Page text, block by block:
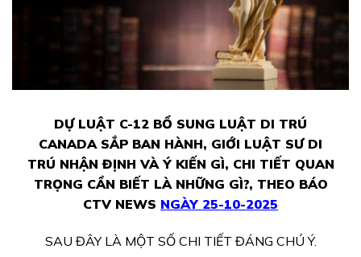
DỰ LUẬT C-12 BỔ SUNG LUẬT DI TRÚ
CANADA SẮP BAN HÀNH, GIỚI LUẬT SƯ DI
TRÚ NHẬN ĐỊNH VÀ Ý KIẾN GÌ, CHI TIẾT QUAN
TRỌNG CẦN BIẾT LÀ NHỮNG GÌ?, THEO BÁO
CTV NEWS NGÀY 25-10-2025
SAU ĐÂY LÀ MỘT SỐ CHI TIẾT ĐÁNG CHÚ Ý.